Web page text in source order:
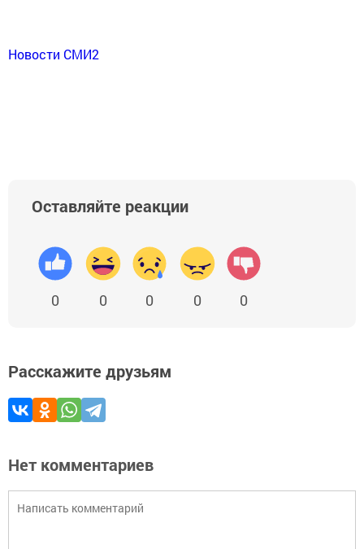
Новости СМИ2
Оставляйте реакции
0 0 0 0 0
Расскажите друзьям
Нет комментариев